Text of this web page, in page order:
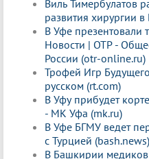
Виль Тимербулатов
развития хирургии
В Уфе презентовали
Новости | ОТР -
России (otr-online.ru)
Трофей Игр
русском (rt.com)
В Уфу прибудет
- МК Уфа (mk.ru)
В Уфе БГМУ ведет
с Турцией (bash.news)
В Башкирии медиков